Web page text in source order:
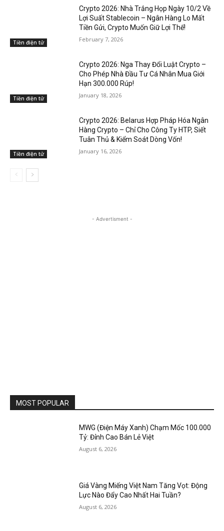
Tiền điện tử
Crypto 2026: Nhà Trắng Họp Ngày 10/2 Về
Lợi Suất Stablecoin – Ngân Hàng Lo Mất
Tiền Gửi, Crypto Muốn Giữ Lợi Thế!
February 7, 2026
Tiền điện tử
Crypto 2026: Nga Thay Đổi Luật Crypto –
Cho Phép Nhà Đầu Tư Cá Nhân Mua Giới
Hạn 300.000 Rúp!
January 18, 2026
Tiền điện tử
Crypto 2026: Belarus Hợp Pháp Hóa Ngân
Hàng Crypto – Chỉ Cho Công Ty HTP, Siết
Tuân Thủ & Kiểm Soát Dòng Vốn!
January 16, 2026
- Advertisment -
MOST POPULAR
MWG (Điện Máy Xanh) Chạm Mốc 100.000
Tỷ: Đỉnh Cao Bán Lẻ Việt
August 6, 2026
Giá Vàng Miếng Việt Nam Tăng Vọt: Động
Lực Nào Đẩy Cao Nhất Hai Tuần?
August 6, 2026